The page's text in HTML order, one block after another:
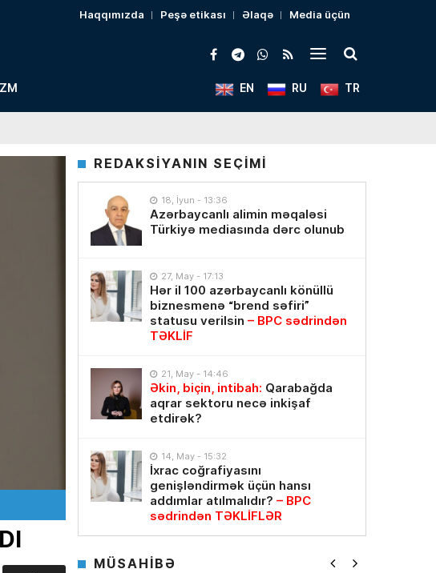
Haqqımızda Peşə etikası Əlaqə Media üçün
TR
RU
EN
REDAKSİYANIN SEÇİMİ
18, İyun - 13:36
Azərbaycanlı alimin məqaləsi
Türkiyə mediasında dərc olunub
27, May - 17:13
Hər il 100 azərbaycanlı könüllü
biznesmenə “brend səfiri”
statusu verilsin – BPC sədrindən
TƏKLİF
21, May - 14:46
Əkin, biçin, intibah: Qarabağda
aqrar sektoru necə inkişaf
etdirək?
14, May - 15:32
İxrac coğrafiyasını
genişləndirmək üçün hansı
addımlar atılmalıdır? – BPC
sədrindən TƏKLİFLƏR
MÜSAHİBƏ